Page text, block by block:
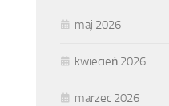
maj 2026
kwiecień 2026
marzec 2026